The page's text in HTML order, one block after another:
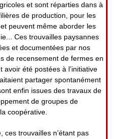
et sont réparties dans à
de production, pour les
peuvent même aborder les
Ces trouvailles paysannes
et documentées par nos
de recensement de fermes en
avoir été postées à l’initiative
partager spontanément
enfin issues des travaux de
de groupes de
coopérative.
ces trouvailles n’étant pas